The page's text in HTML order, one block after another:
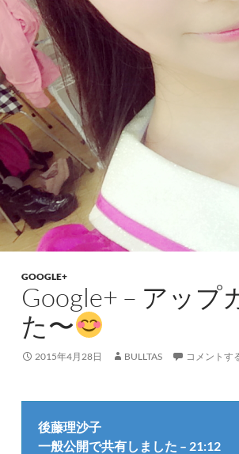
GOOGLE+
Google+ – アップ
た〜
2015年4月28日 BULLTAS コメントす
後藤理沙子
一般公開で共有しました – 21:12